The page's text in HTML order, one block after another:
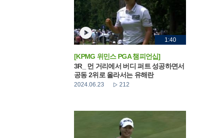
1:40
[KPMG 위민스 PGA 챔피언십]
3R_ 먼 거리에서 버디 퍼트 성공하면서
공동 2위로 올라서는 유해란
2024.06.23 212